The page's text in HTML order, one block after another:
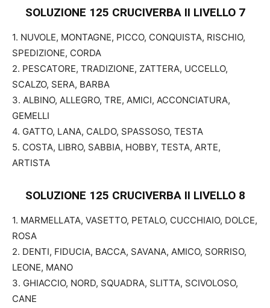
SOLUZIONE 125 CRUCIVERBA II LIVELLO 7
1. NUVOLE, MONTAGNE, PICCO, CONQUISTA, RISCHIO,
SPEDIZIONE, CORDA
2. PESCATORE, TRADIZIONE, ZATTERA, UCCELLO,
SCALZO, SERA, BARBA
3. ALBINO, ALLEGRO, TRE, AMICI, ACCONCIATURA,
GEMELLI
4. GATTO, LANA, CALDO, SPASSOSO, TESTA
5. COSTA, LIBRO, SABBIA, HOBBY, TESTA, ARTE,
ARTISTA
SOLUZIONE 125 CRUCIVERBA II LIVELLO 8
1. MARMELLATA, VASETTO, PETALO, CUCCHIAIO, DOLCE,
ROSA
2. DENTI, FIDUCIA, BACCA, SAVANA, AMICO, SORRISO,
LEONE, MANO
3. GHIACCIO, NORD, SQUADRA, SLITTA, SCIVOLOSO,
CANE